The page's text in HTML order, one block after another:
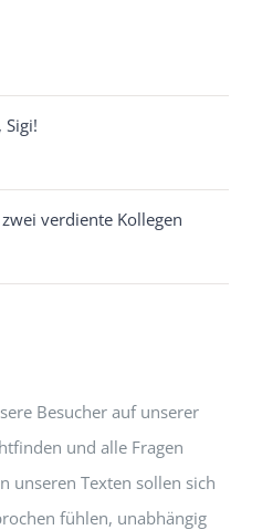
verdiente Kollegen
Besucher auf unserer
und alle Fragen
unseren Texten sollen sich
fühlen, unabhängig